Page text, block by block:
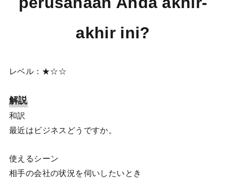
akhir ini?
レベル：★☆☆
解説
和訳
最近はビジネスどうですか。
使えるシーン
相手の会社の状況を伺いしたいとき